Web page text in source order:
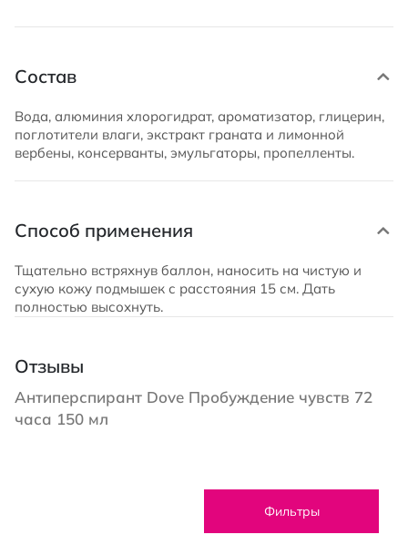
Состав
Вода, алюминия хлорогидрат, ароматизатор, глицерин,
поглотители влаги, экстракт граната и лимонной
вербены, консерванты, эмульгаторы, пропелленты.
Способ применения
Тщательно встряхнув баллон, наносить на чистую и
сухую кожу подмышек с расстояния 15 см. Дать
полностью высохнуть.
Отзывы
Антиперспирант Dove Пробуждение чувств 72
часа 150 мл
Фильтры